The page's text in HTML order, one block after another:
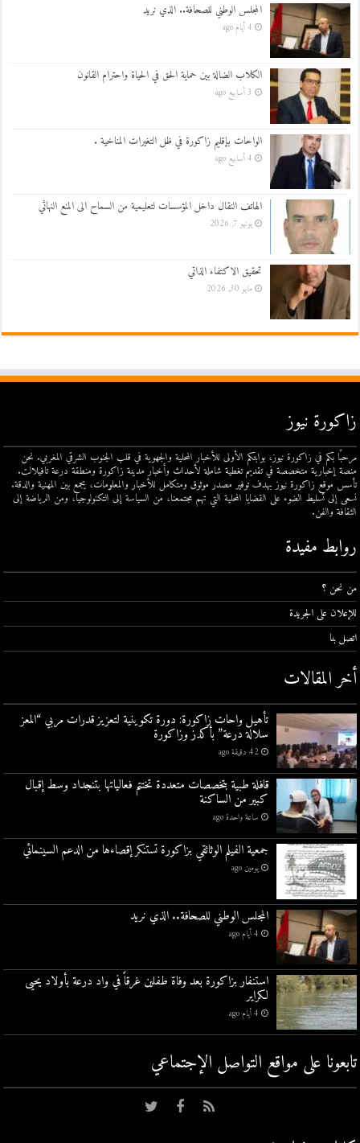
المجلس الوطني للصحافة.. الذي نريد
4 أيام ago
الكلاب الضالة بين حماية الحق في الحياة واحترام القانون
3 أسابيع ago
الواحات بإقليم زاكورة في ظل التغيرات المناخية .
4 أسابيع ago
الهاتف النقال داخل المؤسسات لتعليمية من السماح الى المنع النهائي
يونيو 7, 2026
تحقيق الاكتفاء الذاتي
مايو 30, 2026
زاكورة نيوز
مرحبًا بكم في زاكورة نيوز، بوابتكم الأولى للأخبار المحلية والجهوية في قلب الجنوب الشرقي المغربي. نحن
منصة إخبارية متخصصة في تقديم تغطية شاملة لأحداث وأخبار مدينة زاكورة ومنطقة درعة تافيلالت.
تأسس موقع زاكورة نيوز بهدف توفير مصدر موثوق ومتكامل للأخبار والمعلومات، يجمع بين المهنية والدقة.
نسعى إلى تسليط الضوء على القضايا المحلية التي تهم مجتمعنا، من السياسة إلى التكنولوجيا، ومن الرياضة إلى
الثقافة والفن.
روابط مفيدة
من نحن ؟
للإعلان على الجريدة
اتصل بنا
أخر المقالات
تأهيل واحات زاكورة: دورة تكوينية لتعزيز قدرات مربي “المعز
سلالة درعة” بأكدز وزاكورة
42 دقيقة ago
قافلة طبية بتخصصات متعددة تختتم فعالياتها بتنجداد وسط إقبال
كبير من الساكنة
ساعة واحدة ago
جمعية الفيلم الوثائقي بزاكورة تستنكر إقصاءها من الدعم السينمائي
يومين ago
المجلس الوطني للصحافة.. الذي نريد
4 أيام ago
استنفار بزاكورة بعد وفاة طفلين غرقاً في واد درعة بأولاد يحيى
لكراير
4 أيام ago
تابعونا على مواقع التواصل اﻹجتماعي